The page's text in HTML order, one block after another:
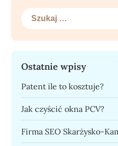
Szukaj:
Ostatnie wpisy
Patent ile to kosztuje?
Jak czyścić okna PCV?
Firma SEO Skarżysko-